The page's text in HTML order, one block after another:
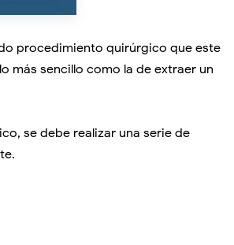
procedimiento quirúrgico que este
más sencillo como la de extraer un
se debe realizar una serie de